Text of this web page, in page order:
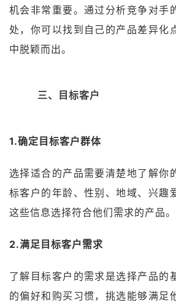
机会非常重要。通过分析竞争对手
处，你可以找到自己的产品差异化
中脱颖而出。
三、目标客户
1.确定目标客户群体
选择适合的产品需要清楚地了解你
标客户的年龄、性别、地域、兴趣
这些信息选择符合他们需求的产品。
2.满足目标客户需求
了解目标客户的需求是选择产品的
的偏好和购买习惯，挑选能够满足